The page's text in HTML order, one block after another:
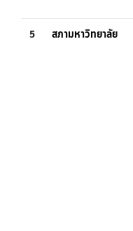
5 สภามหาวิทยาลัย